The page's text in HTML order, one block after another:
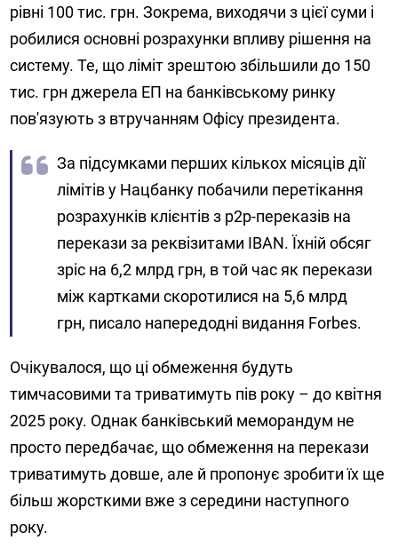
рівні 100 тис. грн. Зокрема, виходячи з цієї суми і
робилися основні розрахунки впливу рішення на
систему. Те, що ліміт зрештою збільшили до 150
тис. грн джерела ЕП на банківському ринку
пов'язують з втручанням Офісу президента.
За підсумками перших кількох місяців дії
лімітів у Нацбанку побачили перетікання
розрахунків клієнтів з p2p-переказів на
перекази за реквізитами IBAN. Їхній обсяг
зріс на 6,2 млрд грн, в той час як перекази
між картками скоротилися на 5,6 млрд
грн, писало напередодні видання Forbes.
Очікувалося, що ці обмеження будуть
тимчасовими та триватимуть пів року – до квітня
2025 року. Однак банківський меморандум не
просто передбачає, що обмеження на перекази
триватимуть довше, але й пропонує зробити їх ще
більш жорсткими вже з середини наступного
року.